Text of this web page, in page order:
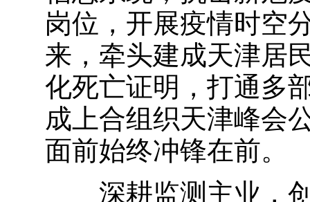
岗位，开展疫情时空
来，牵头建成天津居
化死亡证明，打通多
成上合组织天津峰会
面前始终冲锋在前。
深耕监测主业，创